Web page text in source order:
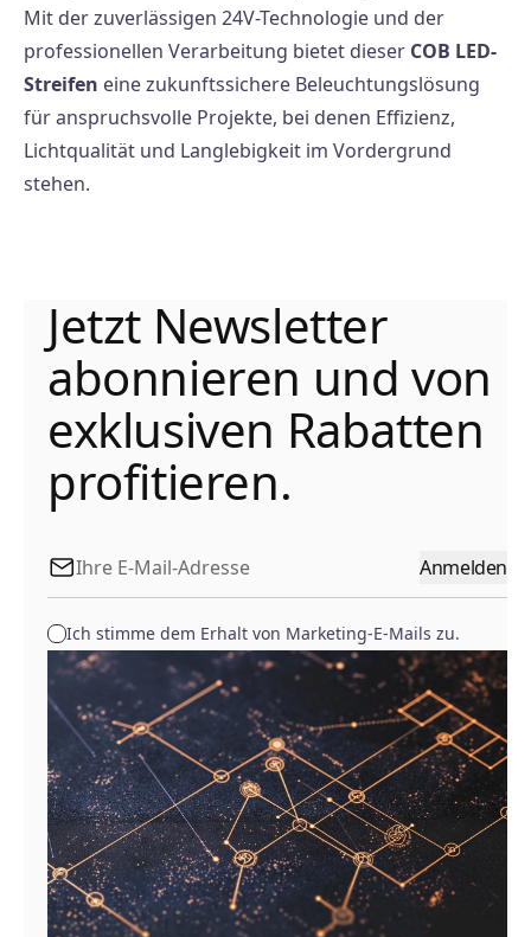
Mit der zuverlässigen 24V-Technologie und der
professionellen Verarbeitung bietet dieser COB LED-
Streifen eine zukunftssichere Beleuchtungslösung
für anspruchsvolle Projekte, bei denen Effizienz,
Lichtqualität und Langlebigkeit im Vordergrund
stehen.
Jetzt Newsletter
abonnieren und von
exklusiven Rabatten
profitieren.
Anmelden
Ich stimme dem Erhalt von Marketing-E-Mails zu.